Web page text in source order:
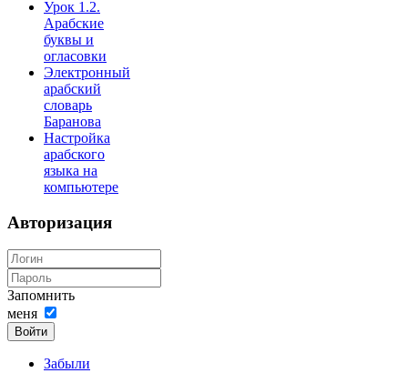
Урок 1.2.
Арабские
буквы и
огласовки
Электронный
арабский
словарь
Баранова
Настройка
арабского
языка на
компьютере
Авторизация
Запомнить
меня
Войти
Забыли